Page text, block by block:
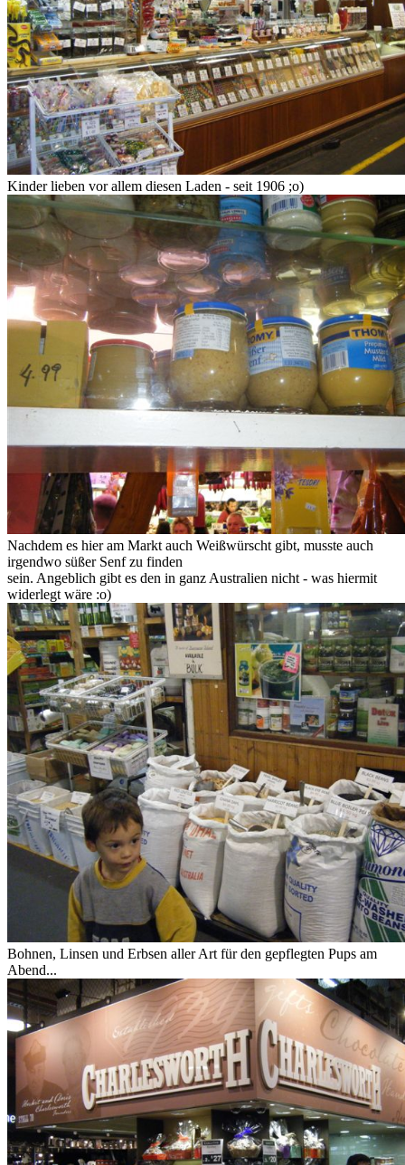
Kinder lieben vor allem diesen Laden - seit 1906 ;o)
Nachdem es hier am Markt auch Weißwürscht gibt, musste auch
irgendwo süßer Senf zu finden
sein. Angeblich gibt es den in ganz Australien nicht - was hiermit
widerlegt wäre :o)
Bohnen, Linsen und Erbsen aller Art für den gepflegten Pups am
Abend...